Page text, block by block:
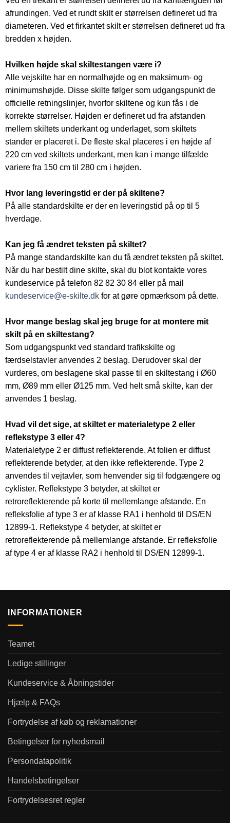
afrundingen. Ved et rundt skilt er størrelsen defineret ud fra
diameteren. Ved et firkantet skilt er størrelsen defineret ud fra
bredden x højden.
Hvilken højde skal skiltestangen være i?
Alle vejskilte har en normalhøjde og en maksimum- og
minimumshøjde. Disse skilte følger som udgangspunkt de
officielle retningslinjer, hvorfor skiltene og kun fås i de
korrekte størrelser. Højden er defineret ud fra afstanden
mellem skiltets underkant og underlaget, som skiltets
stander er placeret i. De fleste skal placeres i en højde af
220 cm ved skiltets underkant, men kan i mange tilfælde
variere fra 150 cm til 280 cm i højden.
Hvor lang leveringstid er der på skiltene?
På alle standardskilte er der en leveringstid på op til 5
hverdage.
Kan jeg få ændret teksten på skiltet?
På mange standardskilte kan du få ændret teksten på skiltet.
Når du har bestilt dine skilte, skal du blot kontakte vores
kundeservice på telefon 82 82 30 84 eller på mail
kundeservice@e-skilte.dk for at gøre opmærksom på dette.
Hvor mange beslag skal jeg bruge for at montere mit
skilt på en skiltestang?
Som udgangspunkt ved standard trafikskilte og
færdselstavler anvendes 2 beslag. Derudover skal der
vurderes, om beslagene skal passe til en skiltestang i Ø60
mm, Ø89 mm eller Ø125 mm. Ved helt små skilte, kan der
anvendes 1 beslag.
Hvad vil det sige, at skiltet er materialetype 2 eller
reflekstype 3 eller 4?
Materialetype 2 er diffust reflekterende. At folien er diffust
reflekterende betyder, at den ikke reflekterende. Type 2
anvendes til vejtavler, som henvender sig til fodgængere og
cyklister. Reflekstype 3 betyder, at skiltet er
retroreflekterende på korte til mellemlange afstande. En
refleksfolie af type 3 er af klasse RA1 i henhold til DS/EN
12899-1. Reflekstype 4 betyder, at skiltet er
retroreflekterende på mellemlange afstande. Er refleksfolie
af type 4 er af klasse RA2 i henhold til DS/EN 12899-1.
INFORMATIONER
Teamet
Ledige stillinger
Kundeservice & Åbningstider
Hjælp & FAQs
Fortrydelse af køb og reklamationer
Betingelser for nyhedsmail
Persondatapolitik
Handelsbetingelser
Fortrydelsesret regler